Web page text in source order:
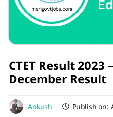
CTET Result 2023
December Result
Ankush Publish on: